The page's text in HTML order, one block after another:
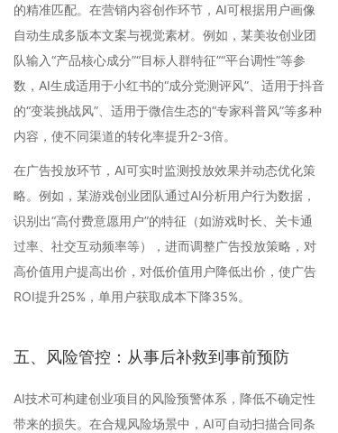
的精准匹配。在营销内容创作环节，AI可根据用户画像
自动生成多版本文案与视觉素材。例如，某美妆创业团
队输入“产品核心成分”“目标人群特征”“平台调性”等参
数，AI生成适用于小红书的“成分党测评风”、适用于抖音
的“变装挑战风”、适用于微信生态的“专家科普风”等多种
内容，使不同渠道的转化率提升2-3倍。
在广告投放环节，AI可实时监测投放效果并动态优化策
略。例如，某游戏创业团队通过AI分析用户行为数据，
识别出“高付费意愿用户”的特征（如游戏时长、关卡通
过率、社交互动频率等），进而调整广告投放策略，对
高价值用户提高出价，对低价值用户降低出价，使广告
ROI提升25%，单用户获取成本下降35%。
五、风险管控：从事后补救到事前预防
AI技术可构建创业项目的风险预警体系，降低不确定性
带来的损失。在合规风险场景中，AI可自动扫描合同条